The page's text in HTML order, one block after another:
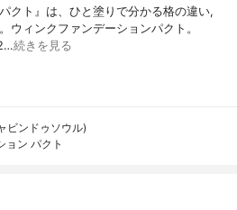
クト』は、ひと塗りで分かる格の違い,
ウィンクファンデーションパクト。
続きを見る
ビンドゥソウル)
ョン パクト